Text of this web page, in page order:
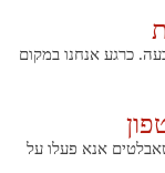
כרגע אנחנו במקום
אנא פעלו על